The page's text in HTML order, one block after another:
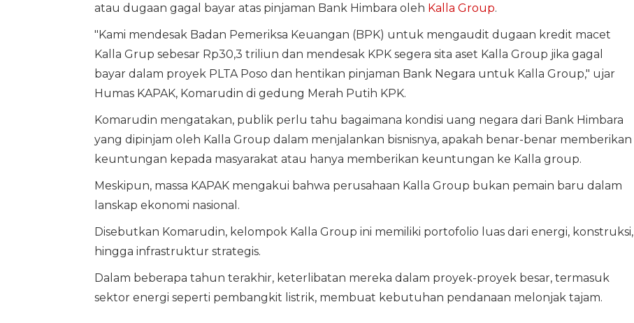
atau dugaan gagal bayar atas pinjaman Bank Himbara oleh Kalla Group.
"Kami mendesak Badan Pemeriksa Keuangan (BPK) untuk mengaudit dugaan kredit macet
Kalla Grup sebesar Rp30,3 triliun dan mendesak KPK segera sita aset Kalla Group jika gagal
bayar dalam proyek PLTA Poso dan hentikan pinjaman Bank Negara untuk Kalla Group," ujar
Humas KAPAK, Komarudin di gedung Merah Putih KPK.
Komarudin mengatakan, publik perlu tahu bagaimana kondisi uang negara dari Bank Himbara
yang dipinjam oleh Kalla Group dalam menjalankan bisnisnya, apakah benar-benar memberikan
keuntungan kepada masyarakat atau hanya memberikan keuntungan ke Kalla group.
Meskipun, massa KAPAK mengakui bahwa perusahaan Kalla Group bukan pemain baru dalam
lanskap ekonomi nasional.
Disebutkan Komarudin, kelompok Kalla Group ini memiliki portofolio luas dari energi, konstruksi,
hingga infrastruktur strategis.
Dalam beberapa tahun terakhir, keterlibatan mereka dalam proyek-proyek besar, termasuk
sektor energi seperti pembangkit listrik, membuat kebutuhan pendanaan melonjak tajam.